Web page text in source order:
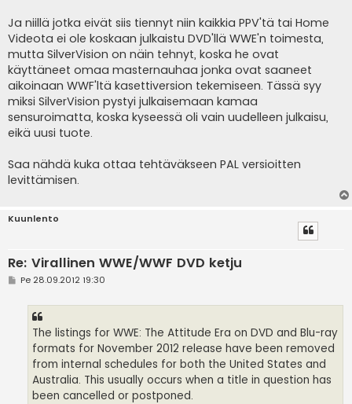
Ja niillä jotka eivät siis tiennyt niin kaikkia PPV'tä tai Home
Videota ei ole koskaan julkaistu DVD'llä WWE'n toimesta,
mutta SilverVision on näin tehnyt, koska he ovat
käyttäneet omaa masternauhaa jonka ovat saaneet
aikoinaan WWF'ltä kasettiversion tekemiseen. Tässä syy
miksi SilverVision pystyi julkaisemaan kamaa
sensuroimatta, koska kyseessä oli vain uudelleen julkaisu,
eikä uusi tuote.
Saa nähdä kuka ottaa tehtäväkseen PAL versioitten
levittämisen.
Kuunlento
Re: Virallinen WWE/WWF DVD ketju
VPe 28.09.2012 19:30
The listings for WWE: The Attitude Era on DVD and Blu-ray
formats for November 2012 release have been removed
from internal schedules for both the United States and
Australia. This usually occurs when a title in question has
been cancelled or postponed.